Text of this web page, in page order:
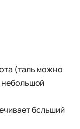
(таль можно
небольшой
больший